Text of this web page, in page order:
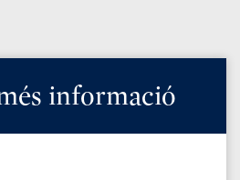
informació